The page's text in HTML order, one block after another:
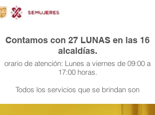
Contamos con 27 LUNAS en las 16
alcaldías.
orario de atención: Lunes a viernes de 09:00 a
17:00 horas.
Todos los servicios que se brindan son